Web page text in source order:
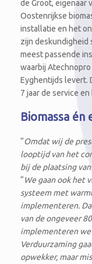
de Groot, eigenaar
Oostenrijkse
installatie en het
zijn deskundigheid
meest passende
waarbij
Eyghentijds levert.
7 jaar de service
Biomassa én
“Omdat wij de
looptijd van het
bij de plaatsing
“We gaan ook het
systeem met
implementeren.
van de ongeveer
implementeren we
Verduurzaming
opwekker, maar